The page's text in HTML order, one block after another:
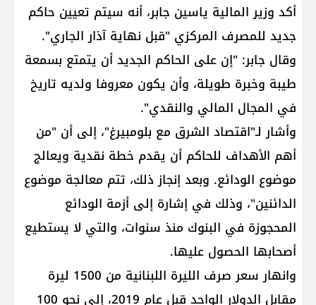
أكد وزير المالية ياسين جابر، أنه سيتم تعيين حاكم
جديد للمصرف المركزي "قبل نهاية آذار الجاري".
وقال جابر: "إن على الحاكم الجديد أن يتمتع بسمعة
طيبة وخبرة طويلة، وأن يكون معروفا ولديه تاريخ
في المجال المالي والنقدي".
وأشار لـ"اقتصاد الشرق مع بلومبيرغ"، إلى أن "من
أهم الأهداف للحاكم أن يقدم خطة نقدية ويعالج
موضوع الودائع. وبعد إنجاز ذلك، تتم معالجة موضوع
الدائنين"، وذلك في إشارة إلى أزمة الودائع
المحجوزة في البنوك منذ سنوات، والتي لا يستطيع
أصحابها الحصول عليها.
وانهار سعر صرف الليرة اللبنانية من 1500 ليرة
مقابل الدولار الواحد قبل عام 2019، إلى نحو 100